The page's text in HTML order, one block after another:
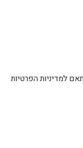
למדיניות הפרטיות